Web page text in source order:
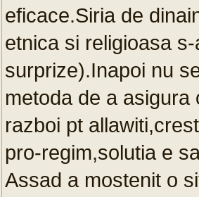
eficace.Siria de
etnica si religioasa
surprize).Inapoi nu
metoda de a
razboi pt
pro-regim,solutia e
Assad a mostenit o